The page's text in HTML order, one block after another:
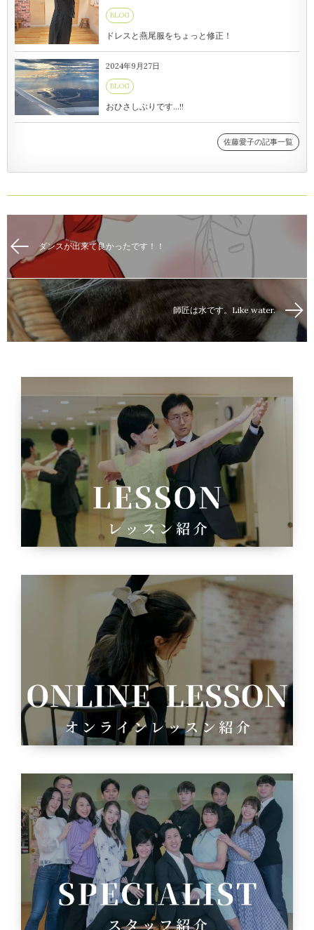
BLOG
ドレスと燕尾服をちょっと修正！
2024年9月27日
BLOG
おひさしぶりです…!!
佐藤愛子の記事一覧
ダンスが出来て良かったです！！
師匠は水です。Like water.